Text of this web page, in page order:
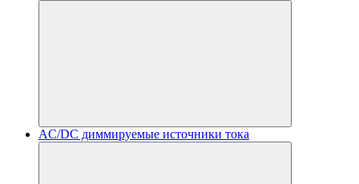
AC/DC диммируемые источники тока